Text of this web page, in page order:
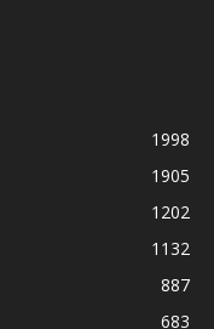
1998
1905
1202
1132
887
683